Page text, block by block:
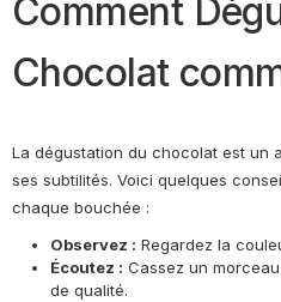
Comment
Chocolat
La dégustation du chocolat est un
ses subtilités. Voici quelques
chaque bouchée :
Observez : Regardez la
Écoutez : Cassez un
de qualité.